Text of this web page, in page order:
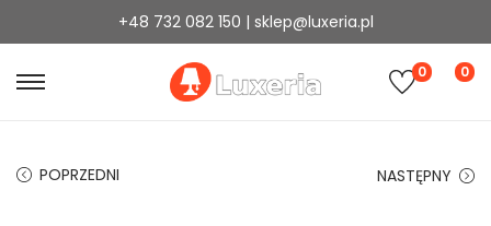
+48 732 082 150 | sklep@luxeria.pl
0 0
POPRZEDNI NASTĘPNY